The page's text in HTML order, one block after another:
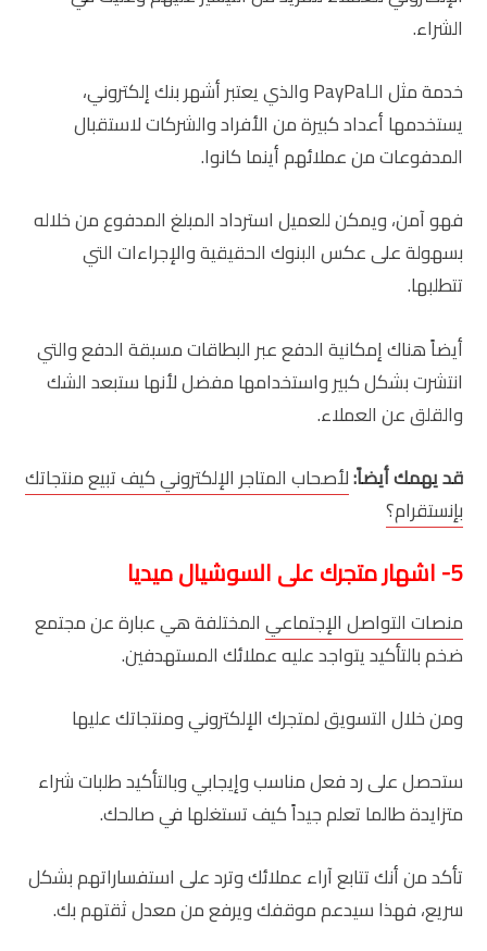
الشراء.
خدمة مثل الـPayPal والذي يعتبر أشهر بنك إلكتروني،
يستخدمها أعداد كبيرة من الأفراد والشركات لاستقبال
المدفوعات من عملائهم أينما كانوا.
فهو آمن، ويمكن للعميل استرداد المبلغ المدفوع من خلاله
بسهولة على عكس البنوك الحقيقية والإجراءات التي
تتطلبها.
أيضاً هناك إمكانية الدفع عبر البطاقات مسبقة الدفع والتي
انتشرت بشكل كبير واستخدامها مفضل لأنها ستبعد الشك
والقلق عن العملاء.
قد يهمك أيضاً:لأصحاب المتاجر الإلكتروني كيف تبيع منتجاتك
بإنستقرام؟
5- اشهار متجرك على السوشيال ميديا
منصات التواصل الإجتماعيالمختلفة هي عبارة عن مجتمع
ضخم بالتأكيد يتواجد عليه عملائك المستهدفين.
ومن خلال التسويق لمتجرك الإلكتروني ومنتجاتك عليها
ستحصل على رد فعل مناسب وإيجابي وبالتأكيد طلبات شراء
متزايدة طالما تعلم جيداً كيف تستغلها في صالحك.
تأكد من أنك تتابع آراء عملائك وترد على استفساراتهم بشكل
سريع، فهذا سيدعم موقفك ويرفع من معدل ثقتهم بك.